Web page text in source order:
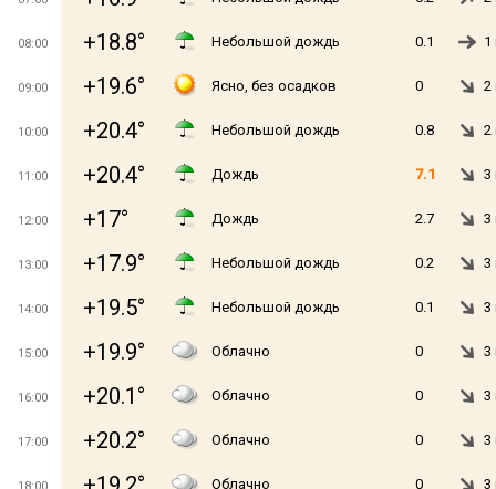
08:00 +18.8° Небольшой дождь 0.1 1
09:00 +19.6° Ясно, без осадков 0 2
10:00 +20.4° Небольшой дождь 0.8 2
11:00 +20.4° Дождь 7.1 3
12:00 +17° Дождь 2.7 3
13:00 +17.9° Небольшой дождь 0.2 3
14:00 +19.5° Небольшой дождь 0.1 3
15:00 +19.9° Облачно 0 3
16:00 +20.1° Облачно 0 3
17:00 +20.2° Облачно 0 3
Облачно 0 3